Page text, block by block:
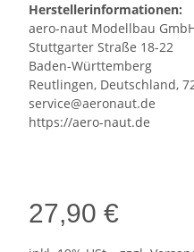
Herstellerinformationen:
aero-naut Modellbau
Stuttgarter Straße 18-22
Baden-Württemberg
Reutlingen, Deutschland,
service@aeronaut.de
https://aero-naut.de
27,90 €